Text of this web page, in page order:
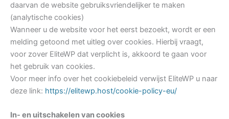
daarvan de website gebruiksvriendelijker te maken
(analytische cookies)
Wanneer u de website voor het eerst bezoekt, wordt er een
melding getoond met uitleg over cookies. Hierbij vraagt,
voor zover EliteWP dat verplicht is, akkoord te gaan voor
het gebruik van cookies.
Voor meer info over het cookiebeleid verwijst EliteWP u naar
deze link: https://elitewp.host/cookie-policy-eu/
In- en uitschakelen van cookies